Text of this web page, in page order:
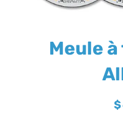
Meule